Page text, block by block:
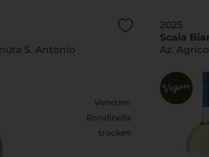
S. Antonio
Venetien
Rondinella
trocken
2025
Scaia
Az.